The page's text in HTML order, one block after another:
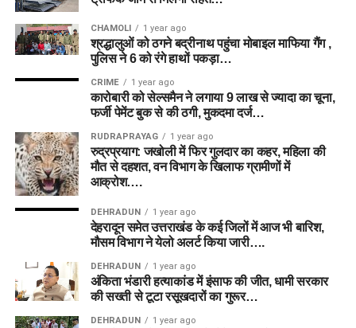
CHAMOLI 1 year ago
श्रद्धालुओं को ठगने बद्रीनाथ पहुंचा मोबाइल माफिया गैंग ,
पुलिस ने 6 को रंगे हाथों पकड़ा…
CRIME 1 year ago
कारोबारी को सेल्समैन ने लगाया 9 लाख से ज्यादा का चूना,
फर्जी पेमेंट बुक से की ठगी, मुकदमा दर्ज…
RUDRAPRAYAG 1 year ago
रुद्रप्रयाग: जखोली में फिर गुलदार का कहर, महिला की
मौत से दहशत, वन विभाग के खिलाफ ग्रामीणों में
आक्रोश….
DEHRADUN 1 year ago
देहरादून समेत उत्तराखंड के कई जिलों में आज भी बारिश,
मौसम विभाग ने येलो अलर्ट किया जारी….
DEHRADUN 1 year ago
अंकिता भंडारी हत्याकांड में इंसाफ की जीत, धामी सरकार
की सख्ती से टूटा रसूखदारों का गुरूर…
DEHRADUN 1 year ago